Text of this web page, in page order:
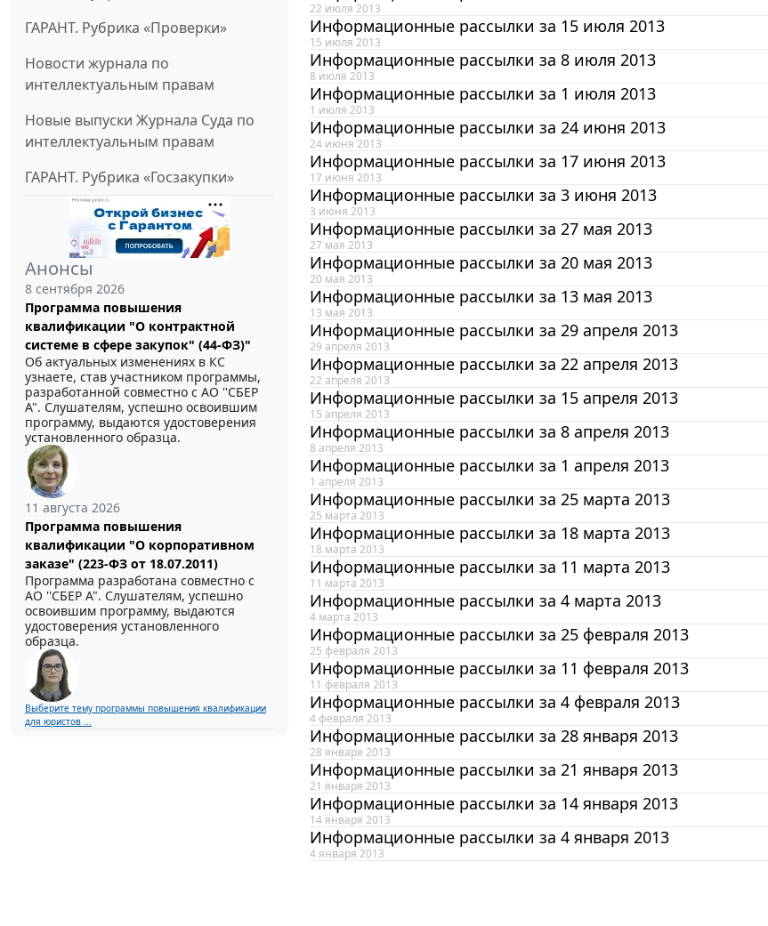
ГАРАНТ. Рубрика «Проверки»
Новости журнала по
интеллектуальным правам
Новые выпуски Журнала Суда по
интеллектуальным правам
ГАРАНТ. Рубрика «Госзакупки»
Анонсы
8 сентября 2026
Программа повышения
квалификации "О контрактной
системе в сфере закупок" (44-ФЗ)"
Об актуальных изменениях в КС
узнаете, став участником программы,
разработанной совместно с АО ''СБЕР
А". Слушателям, успешно освоившим
программу, выдаются удостоверения
установленного образца.
11 августа 2026
Программа повышения
квалификации "О корпоративном
заказе" (223-ФЗ от 18.07.2011)
Программа разработана совместно с
АО ''СБЕР А". Слушателям, успешно
освоившим программу, выдаются
удостоверения установленного
образца.
Выберите тему программы повышения квалификации
для юристов ...
22 июля 2013
Информационные рассылки за 15 июля 2013
15 июля 2013
Информационные рассылки за 8 июля 2013
8 июля 2013
Информационные рассылки за 1 июля 2013
1 июля 2013
Информационные рассылки за 24 июня 2013
24 июня 2013
Информационные рассылки за 17 июня 2013
17 июня 2013
Информационные рассылки за 3 июня 2013
3 июня 2013
Информационные рассылки за 27 мая 2013
27 мая 2013
Информационные рассылки за 20 мая 2013
20 мая 2013
Информационные рассылки за 13 мая 2013
13 мая 2013
Информационные рассылки за 29 апреля 2013
29 апреля 2013
Информационные рассылки за 22 апреля 2013
22 апреля 2013
Информационные рассылки за 15 апреля 2013
15 апреля 2013
Информационные рассылки за 8 апреля 2013
8 апреля 2013
Информационные рассылки за 1 апреля 2013
1 апреля 2013
Информационные рассылки за 25 марта 2013
25 марта 2013
Информационные рассылки за 18 марта 2013
18 марта 2013
Информационные рассылки за 11 марта 2013
11 марта 2013
Информационные рассылки за 4 марта 2013
4 марта 2013
Информационные рассылки за 25 февраля 2013
25 февраля 2013
Информационные рассылки за 11 февраля 2013
11 февраля 2013
Информационные рассылки за 4 февраля 2013
4 февраля 2013
Информационные рассылки за 28 января 2013
28 января 2013
Информационные рассылки за 21 января 2013
21 января 2013
Информационные рассылки за 14 января 2013
14 января 2013
Информационные рассылки за 4 января 2013
4 января 2013